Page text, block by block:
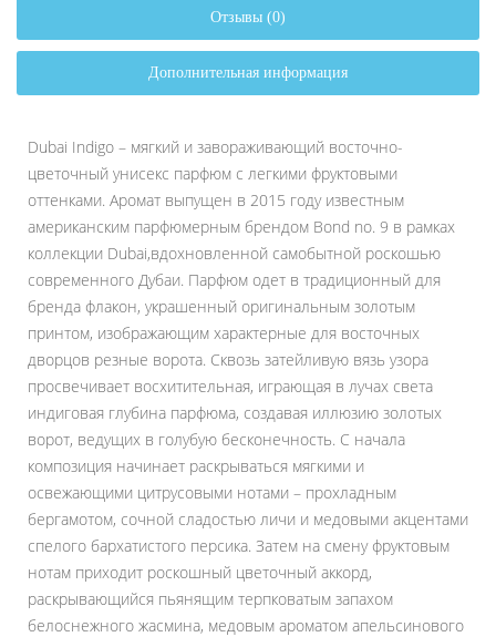
Отзывы (0)
Дополнительная информация
Dubai Indigo – мягкий и завораживающий восточно-
цветочный унисекс парфюм с легкими фруктовыми
оттенками. Аромат выпущен в 2015 году известным
американским парфюмерным брендом Bond no. 9 в рамках
коллекции Dubai,вдохновленной самобытной роскошью
современного Дубаи. Парфюм одет в традиционный для
бренда флакон, украшенный оригинальным золотым
принтом, изображающим характерные для восточных
дворцов резные ворота. Сквозь затейливую вязь узора
просвечивает восхитительная, играющая в лучах света
индиговая глубина парфюма, создавая иллюзию золотых
ворот, ведущих в голубую бесконечность. С начала
композиция начинает раскрываться мягкими и
освежающими цитрусовыми нотами – прохладным
бергамотом, сочной сладостью личи и медовыми акцентами
спелого бархатистого персика. Затем на смену фруктовым
нотам приходит роскошный цветочный аккорд,
раскрывающийся пьянящим терпковатым запахом
белоснежного жасмина, медовым ароматом апельсинового